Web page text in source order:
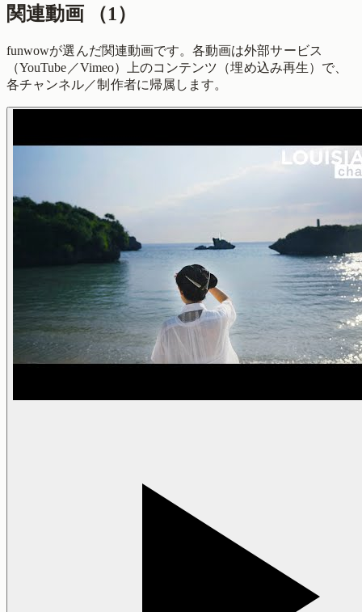
関連動画 （1）
funwowが選んだ関連動画です。各動画は外部サービス
（YouTube／Vimeo）上のコンテンツ（埋め込み再生）で、
各チャンネル／制作者に帰属します。